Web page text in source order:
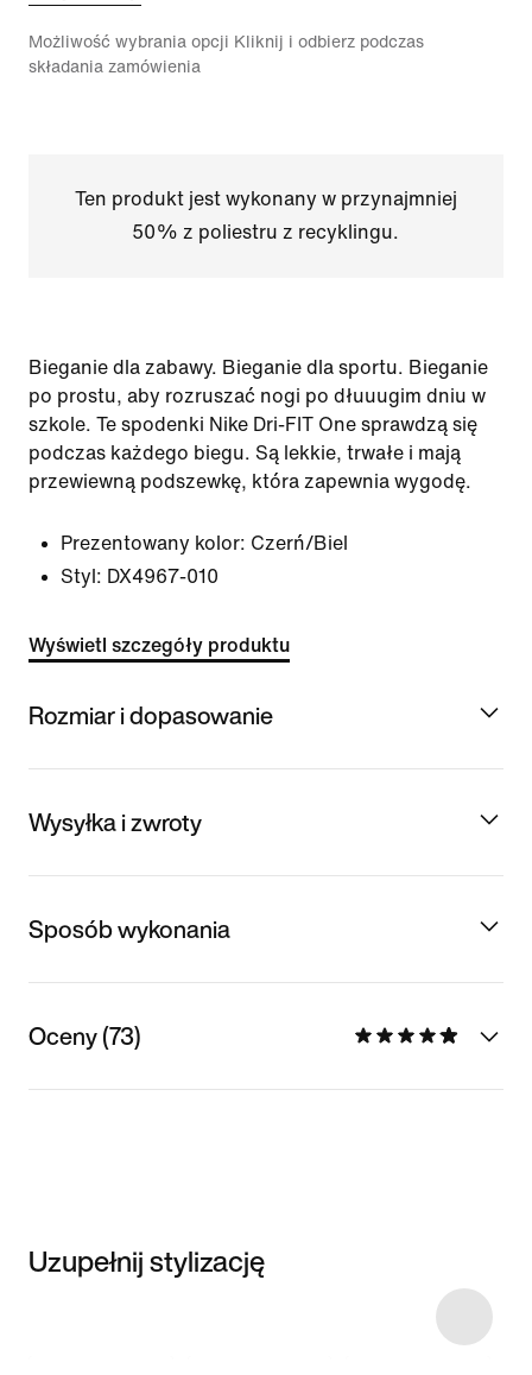
Możliwość wybrania opcji Kliknij i odbierz podczas
składania zamówienia
Ten produkt jest wykonany w przynajmniej
50% z poliestru z recyklingu.
Bieganie dla zabawy. Bieganie dla sportu. Bieganie
po prostu, aby rozruszać nogi po dłuuugim dniu w
szkole. Te spodenki Nike Dri-FIT One sprawdzą się
podczas każdego biegu. Są lekkie, trwałe i mają
przewiewną podszewkę, która zapewnia wygodę.
Prezentowany kolor: Czerń/Biel
Styl: DX4967-010
Wyświetl szczegóły produktu
Rozmiar i dopasowanie
Wysyłka i zwroty
Sposób wykonania
Oceny (73)
Uzupełnij stylizację